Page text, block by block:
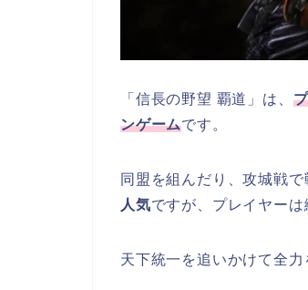
「信長の野望 覇道」は、
ンゲームです。
同盟を組んだり、攻城戦で
人気ですが、プレイヤー
天下統一を追いかけて全力